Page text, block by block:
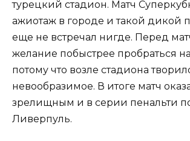
турецкий стадион. Матч
ажиотаж в городе и такой дикой
еще не встречал нигде. Перед
желание побыстрее пробраться
потому что возле стадиона
невообразимое. В итоге матч
зрелищным и в серии пенальти
Ливерпуль.